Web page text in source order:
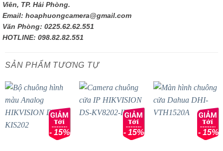
Viên, TP. Hải Phòng.
Email: hoaphuongcamera@gmail.com
Văn Phòng: 0225.62.62.551
HOTLINE: 098.82.82.551
SẢN PHẨM TƯƠNG TỰ
- 15% - 15% - 15%